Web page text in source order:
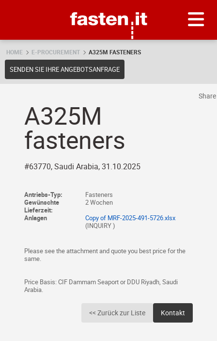
HOME E-PROCUREMENT A325M FASTENERS
SENDEN SIE IHRE ANGEBOTSANFRAGE
A325M
fasteners
#63770, Saudi Arabia, 31.10.2025
Antriebs-Typ:
Fasteners
Gewünschte
Lieferzeit:
2 Wochen
Anlagen
Copy of MRF-2025-491-5726.xlsx
(INQUIRY )
Please see the attachment and quote you best price for the
same.
Price Basis: CIF Dammam Seaport or DDU Riyadh, Saudi
Arabia.
<< Zurück zur Liste Kontakt
Share